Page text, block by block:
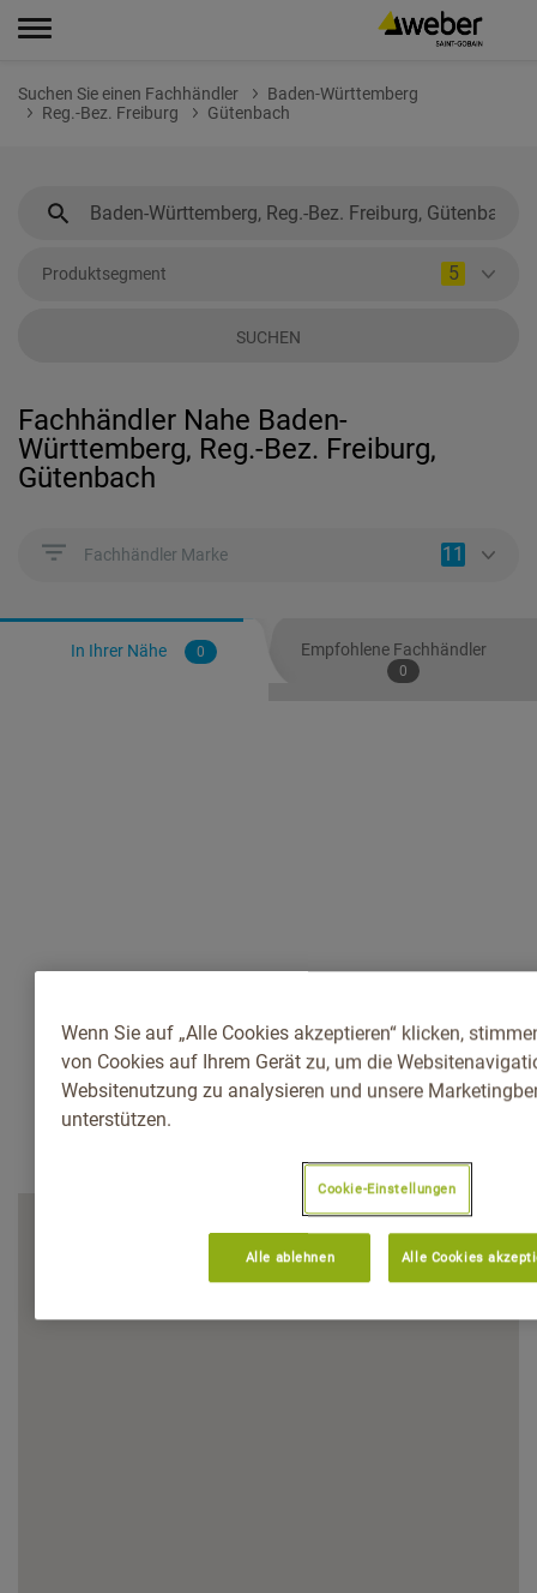
Suchen Sie einen Fachhändler
Baden-Württemberg
Reg.-Bez. Freiburg
Gütenbach
Produktsegment 5
SUCHEN
Fachhändler Nahe Baden-
Württemberg, Reg.-Bez. Freiburg,
Gütenbach
Fachhändler Marke 11
In Ihrer Nähe 0 Empfohlene Fachhändler
0
Wenn Sie auf „Alle Cookies akzeptieren“ klicken,
von Cookies auf Ihrem Gerät zu, um die
Websitenutzung zu analysieren und unsere
unterstützen.
Cookie-Einstellungen
Alle ablehnen Alle Cookies